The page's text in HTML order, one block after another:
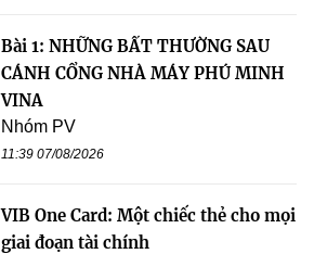
Bài 1: NHỮNG BẤT THƯỜNG SAU
CÁNH CỔNG NHÀ MÁY PHÚ MINH
VINA
Nhóm PV
11:39 07/08/2026
VIB One Card: Một chiếc thẻ cho mọi
giai đoạn tài chính